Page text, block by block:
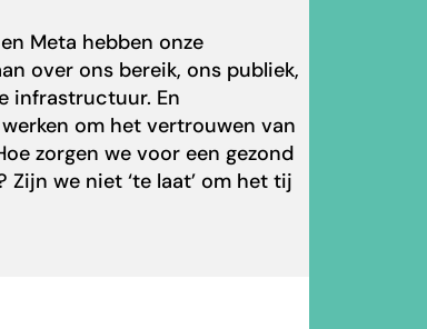
Meta hebben onze
over ons bereik, ons publiek,
infrastructuur. En
om het vertrouwen van
zorgen we voor een gezond
Zijn we niet ‘te laat’ om het tij